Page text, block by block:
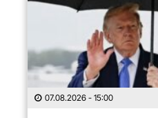
07.08.2026 - 15:00